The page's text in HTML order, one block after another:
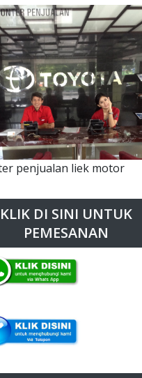
penjualan liek motor
KLIK DI SINI UNTUK
PEMESANAN